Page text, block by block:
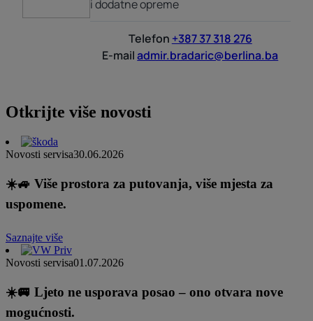
i dodatne opreme
Telefon +387 37 318 276
E-mailadmir.bradaric@berlina.ba
Otkrijte više novosti
Novosti servisa30.06.2026
☀️🚙 Više prostora za putovanja, više mjesta za
uspomene.
Saznajte više
Novosti servisa01.07.2026
☀️🚐 Ljeto ne usporava posao – ono otvara nove
mogućnosti.